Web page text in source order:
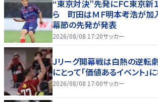
“東京対決”先発にＦＣ東京新
ら 町田はＭＦ明本考浩が
幕節の先発が発表
2026/08/08 17:20サッカー
Ｊリーグ開幕戦は白熱の逆転
にとって「価値あるイベント」
2026/08/08 17:00サッカー